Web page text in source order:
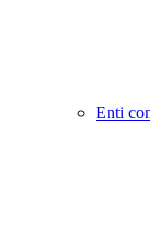
Enti